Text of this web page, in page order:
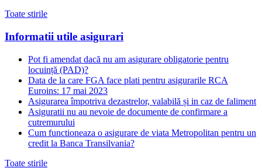
Toate stirile
Informatii utile asigurari
Pot fi amendat dacă nu am asigurare obligatorie pentru
locuință (PAD)?
Data de la care FGA face plati pentru asigurarile RCA
Euroins: 17 mai 2023
Asigurarea împotriva dezastrelor, valabilă și in caz de faliment
Asiguratii nu au nevoie de documente de confirmare a
cutremurului
Cum functioneaza o asigurare de viata Metropolitan pentru un
credit la Banca Transilvania?
Toate stirile